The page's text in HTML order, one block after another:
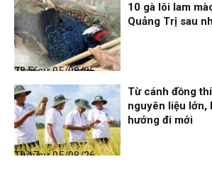
Thời sự
05/08/26, 23:56
10 gà lôi lam
Quảng Trị sau
Thời sự
05/08/26, 19:17
Từ cánh đồng
nguyên liệu lớn,
hướng đi mới